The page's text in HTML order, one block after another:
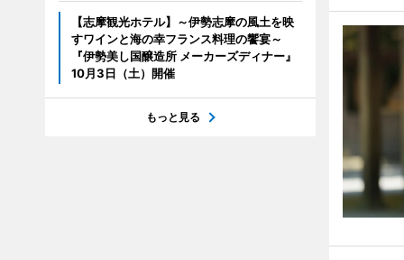
【志摩観光ホテル】～伊勢志摩の風土を映
すワインと海の幸フランス料理の饗宴～
『伊勢美し国醸造所 メーカーズディナー』
10月3日（土）開催
もっと見る